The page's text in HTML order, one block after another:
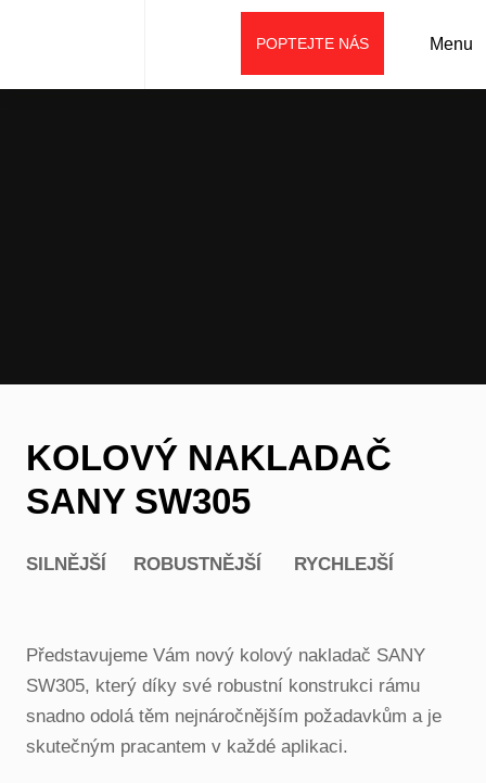
Menu
POPTEJTE NÁS
KOLOVÝ NAKLADAČ
SANY SW305
SILNĚJŠÍ ROBUSTNĚJŠÍ RYCHLEJŠÍ
Představujeme Vám nový kolový nakladač SANY
SW305, který díky své robustní konstrukci rámu
snadno odolá těm nejnáročnějším požadavkům a je
skutečným pracantem v každé aplikaci.